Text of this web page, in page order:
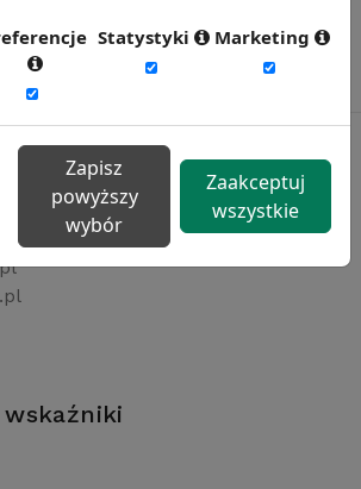
Statystyki Marketing
Zapisz
powyższy
wybór
Zaakceptuj
wszystkie